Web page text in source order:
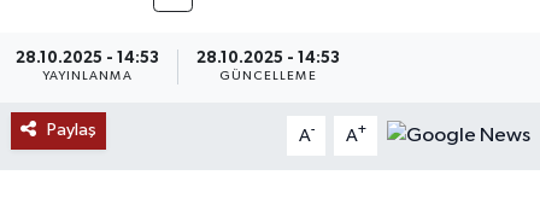
28.10.2025 - 14:53
YAYINLANMA
28.10.2025 - 14:53
GÜNCELLEME
Paylaş A- A+